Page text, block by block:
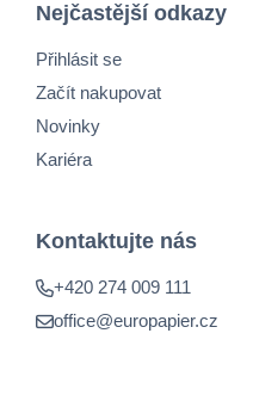
Nejčastější odkazy
Přihlásit se
Začít nakupovat
Novinky
Kariéra
Kontaktujte nás
+420 274 009 111
office@europapier.cz